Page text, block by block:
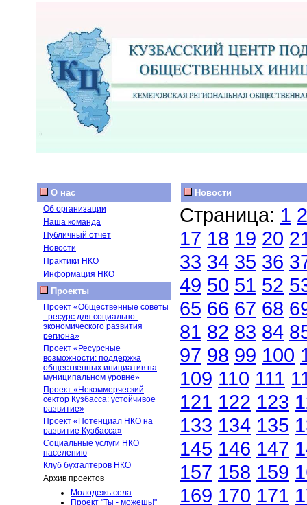
О нас
Об организации
Наша команда
Публичный отчет
Новости
Практики НКО
Информация НКО
Проекты
Проект «Общественные советы
- ресурс для социально-
экономического развития
региона»
Проект «Ресурсные
возможности: поддержка
общественных инициатив на
муниципальном уровне»
Проект «Некоммерческий
сектор Кузбасса: устойчивое
развитие»
Проект «Потенциал НКО на
развитие Кузбасса»
Социальные услуги НКО
населению
Клуб бухгалтеров НКО
Архив проектов
Молодежь села
Проект "Ты - можешь!"
Новости
Страница: 1 2
17 18 19 20
33 34 35 36
49 50 51 52
65 66 67 68
81 82 83 84
97 98 99 100
109 110 111
121 122 123
133 134 135
145 146 147
157 158 159
169 170 171